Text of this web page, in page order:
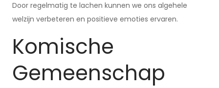
Door regelmatig te lachen kunnen we ons algehele
welzijn verbeteren en positieve emoties ervaren.
Komische
Gemeenschap